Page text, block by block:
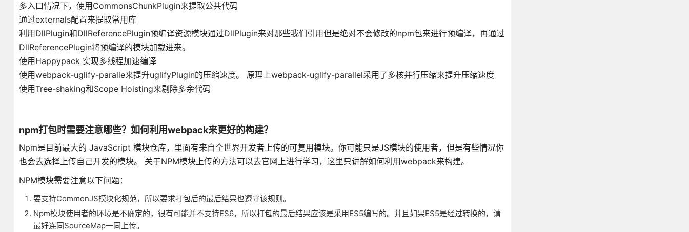
多入口情况下，使用CommonsChunkPlugin来提取公共代码
通过externals配置来提取常用库
利用DllPlugin和DllReferencePlugin预编译资源模块通过DllPlugin来对那些我们引用但是绝对不会修改的npm包来进行预编译，再通过
DllReferencePlugin将预编译的模块加载进来。
使用Happypack 实现多线程加速编译
使用webpack-uglify-paralle来提升uglifyPlugin的压缩速度。 原理上webpack-uglify-parallel采用了多核并行压缩来提升压缩速度
使用Tree-shaking和Scope Hoisting来剔除多余代码
npm打包时需要注意哪些？如何利用webpack来更好的构建？
Npm是目前最大的 JavaScript 模块仓库，里面有来自全世界开发者上传的可复用模块。你可能只是JS模块的使用者，但是有些情况你
也会去选择上传自己开发的模块。 关于NPM模块上传的方法可以去官网上进行学习，这里只讲解如何利用webpack来构建。
NPM模块需要注意以下问题：
要支持CommonJS模块化规范，所以要求打包后的最后结果也遵守该规则。
Npm模块使用者的环境是不确定的，很有可能并不支持ES6，所以打包的最后结果应该是采用ES5编写的。并且如果ES5是经过转换的，请
最好连同SourceMap一同上传。